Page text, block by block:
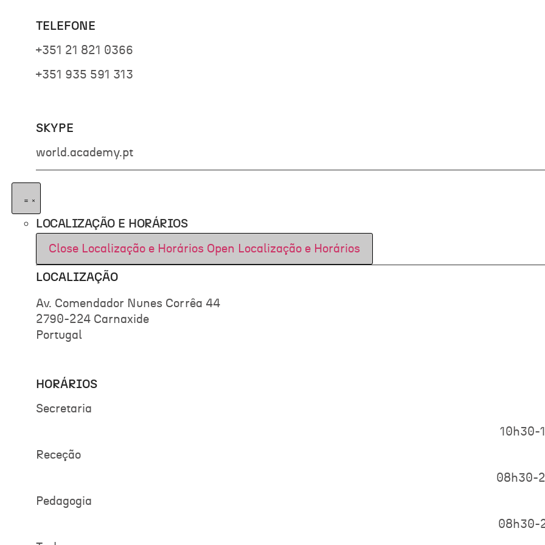
TELEFONE
+351 21 821 0366
+351 935 591 313
SKYPE
world.academy.pt
LOCALIZAÇÃO E HORÁRIOS
Close Localização e Horários Open Localização e Horários
LOCALIZAÇÃO
Av. Comendador Nunes Corrêa 44
2790-224 Carnaxide
Portugal
HORÁRIOS
Secretaria
10h30-
Receção
08h30-
Pedagogia
08h30-